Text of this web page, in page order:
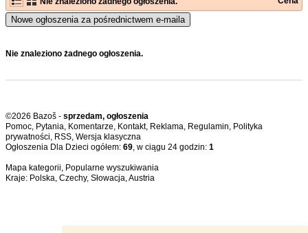
Nowe ogłoszenia za pośrednictwem e-maila
Nie znaleziono żadnego ogłoszenia.
©2026 Bazoš - sprzedam, ogłoszenia
Pomoc, Pytania, Komentarze, Kontakt, Reklama, Regulamin, Polityka
prywatności, RSS,
Ogłoszenia Dla Dzieci ogółem: 69, w ciągu 24 godzin: 1
Mapa kategorii, Popularne wyszukiwania
Kraje: Polska, Czechy, Słowacja,Austria